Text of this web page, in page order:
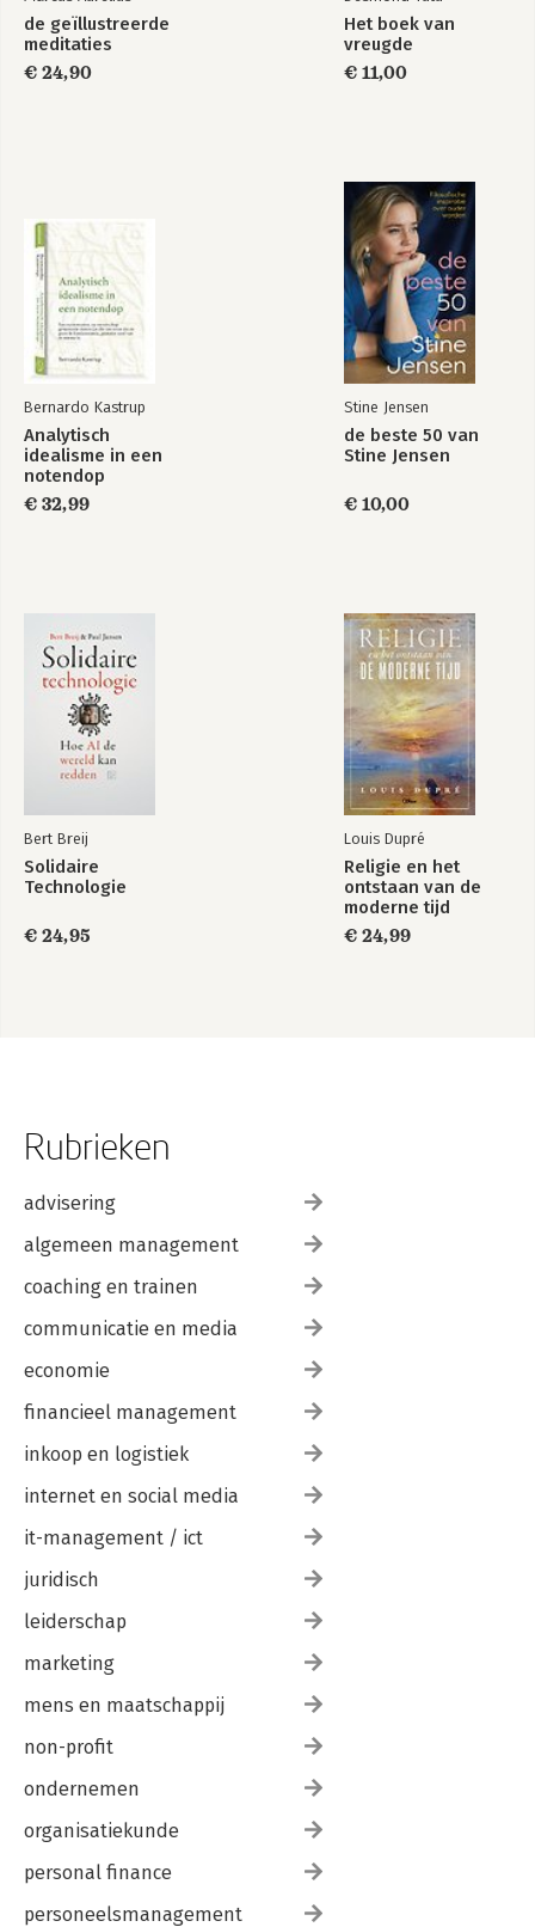
de geïllustreerde
meditaties
€ 24,90
Het boek van
vreugde
€ 11,00
Bernardo Kastrup
Analytisch
idealisme in een
notendop
€ 32,99
Stine Jensen
de beste 50 van
Stine Jensen
€ 10,00
Bert Breij
Solidaire
Technologie
€ 24,95
Louis Dupré
Religie en het
ontstaan van de
moderne tijd
€ 24,99
Rubrieken
advisering
algemeen management
coaching en trainen
communicatie en media
economie
financieel management
inkoop en logistiek
internet en social media
it-management / ict
juridisch
leiderschap
marketing
mens en maatschappij
non-profit
ondernemen
organisatiekunde
personal finance
personeelsmanagement